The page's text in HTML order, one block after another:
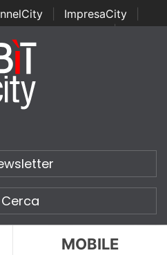
ImpresaCity
Channel Awards | Italian
Security Awards
Cerca
MOBILE